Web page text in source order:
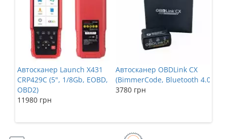
Автосканер Launch X431
CRP429C (5", 1/8Gb, EOBD,
OBD2)
11980 грн
Автосканер OBDLink CX
(BimmerCode, Bluetooth 4.0)
3780 грн